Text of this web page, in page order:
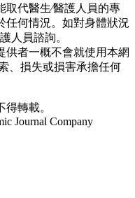
代醫生∕醫護人員的專
任何情況。如對身體狀況
人員諮詢。
供者一概不會就使用本網
、損失或損害承擔任何
轉載。
Journal Company